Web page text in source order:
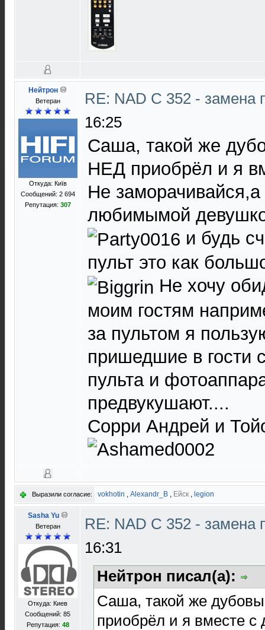
Нейтрон
Ветеран
Откуда: Київ
Сообщений: 2 694
Репутация: 307
RE: NAD C 352 - замена
16:25
Саша, такой же
НЕД приобрёл и я
Не
любимымой
и будь
пульт это как
Не хочу
моим гостям
за пультом я
пришедшие в гости
пульта и
предвукушают....
Сорри Андрей и
Выразили согласие: vokhotin , Alexandr_B , Ейск , legion
Sasha Yu
Ветеран
Откуда: Киев
Сообщений: 85
Репутация: 48
RE: NAD C 352 - замена
16:31
Нейтрон писал(а):
Саша, такой же
приобрёл и я вместе с